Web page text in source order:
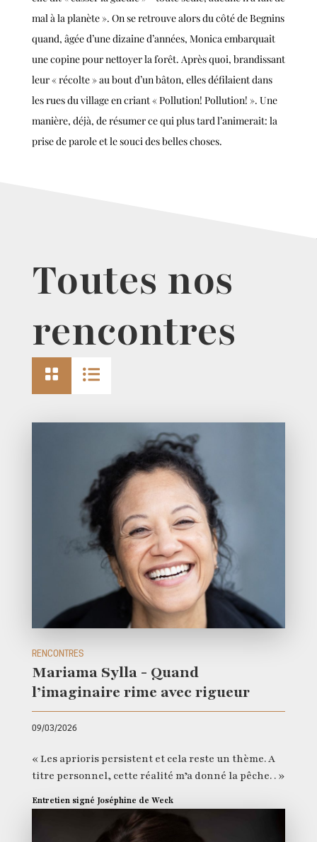
mal à la planète ». On se retrouve alors du côté de Begnins
quand, âgée d’une dizaine d’années, Monica embarquait
une copine pour nettoyer la forêt. Après quoi, brandissant
leur « récolte » au bout d’un bâton, elles défilaient dans
les rues du village en criant « Pollution! Pollution! ». Une
manière, déjà, de résumer ce qui plus tard l’animerait: la
prise de parole et le souci des belles choses.
Toutes nos
rencontres
 
RENCONTRES
Mariama Sylla - Quand
l’imaginaire rime avec rigueur
09/03/2026
« Les aprioris persistent et cela reste un thème. A
titre personnel, cette réalité m’a donné la pêche. . »
Entretien signé Joséphine de Weck